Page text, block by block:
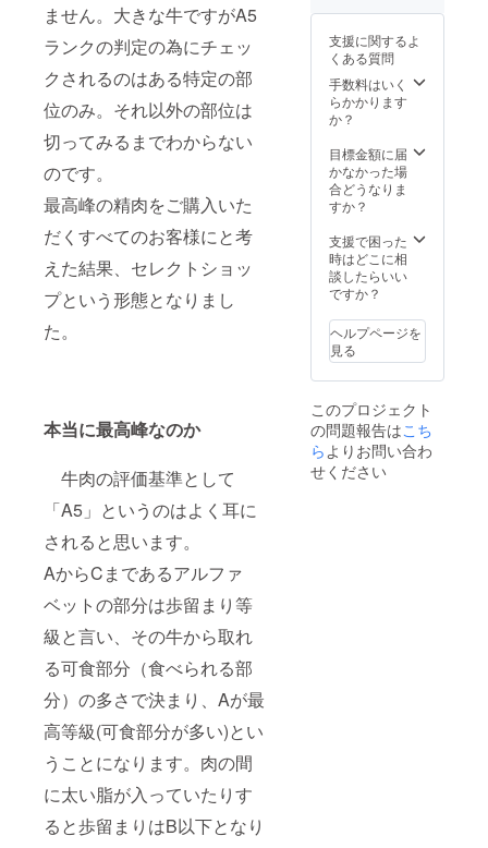
ません。大きな牛ですがA5
ランクの判定の為にチェッ
クされるのはある特定の部
位のみ。それ以外の部位は
切ってみるまでわからない
のです。
最高峰の精肉をご購入いた
だくすべてのお客様にと考
えた結果、セレクトショッ
プという形態となりまし
た。
本当に最高峰なのか
牛肉の評価基準として
「A5」というのはよく耳に
されると思います。
AからCまであるアルファ
ベットの部分は歩留まり等
級と言い、その牛から取れ
る可食部分（食べられる部
分）の多さで決まり、Aが最
高等級(可食部分が多い)とい
うことになります。肉の間
に太い脂が入っていたりす
ると歩留まりはB以下となり
さい。
管し、
だけ早
くお召
し上が
りくだ
可能日
を第3希
望まで
入くだ
さい。
しま
す。ク
ロネコ
ヤマト
のクー
ル宅急
て発送
いたし
ます。
工日を
含めて
３日で
す。到
ぐにお
がりに
なれな
い場合
は冷凍
庫で保
管し、
できる
蔵】に
て発送
いたし
ます。
賞味期
限は加
３日で
す。到
着後す
がりに
なれな
い場合
は冷凍
管し、
だけ早
くお召
りくだ
さい。
＊受取
可能日
最高の
バーベ
キュー
セット
です。
焼き肉
精肉：
原産国
日本、
賞味期
限3日、
冷凍
(-15度
味期限
約30
日、で
きるだ
お召し
上がり
くださ
い。再
冷凍は
ちらの
厳選し
たヒレ
から、
さらに
でお届
けいた
しま
産国日
本、冷
蔵(10度
以下)賞
日、冷
凍(-15
度以下)
賞味期
日、で
きるだ
け早く
お召し
上がり
支援に関するよ
くある質問
手数料はいく
らかかります
か？
目標金額に届
かなかった場
合どうなりま
すか？
支援で困った
時はどこに相
談したらいい
ですか？
ヘルプページを
見る
このプロジェクト
の問題報告はこち
らよりお問い合わ
せください